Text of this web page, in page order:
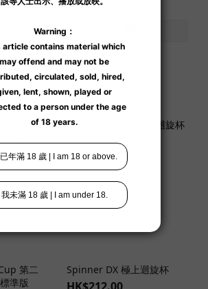
機杯精選
第二
準版
Spinner DX 極上迴旋杯